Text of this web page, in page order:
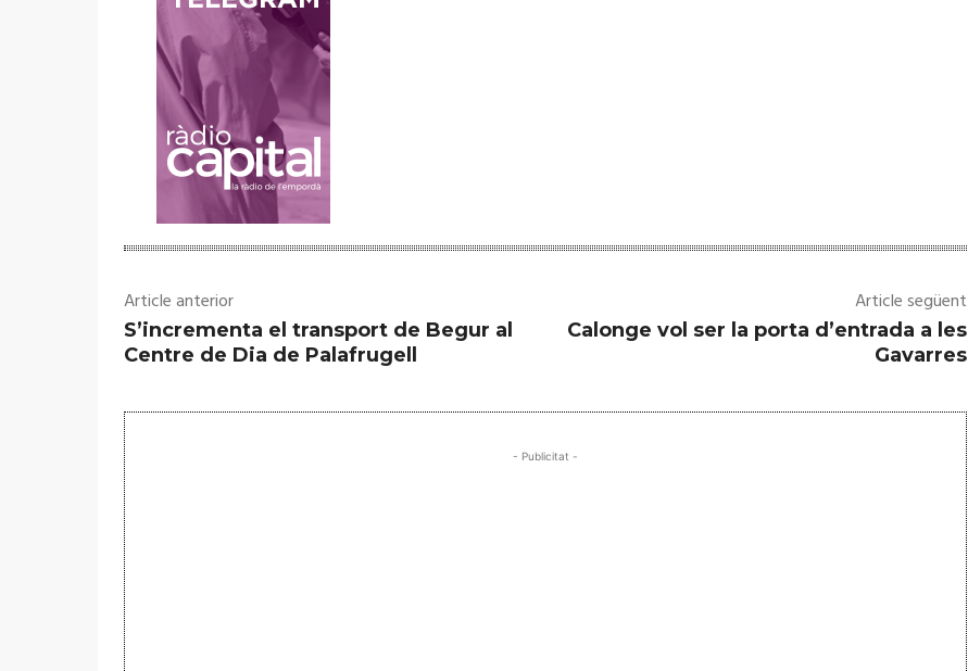
Article anterior
S’incrementa el transport de Begur al
Centre de Dia de Palafrugell
Article següent
Calonge vol ser la porta d’entrada a les
Gavarres
- Publicitat -